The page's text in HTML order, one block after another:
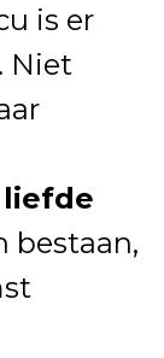
is er
Niet
bestaan,